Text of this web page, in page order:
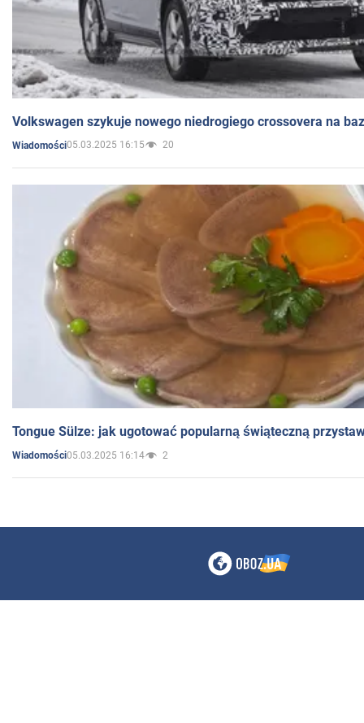
Volkswagen szykuje nowego niedrogiego crossovera na
Wiadomości05.03.2025 16:15 20
Tongue Sülze: jak ugotować popularną świąteczną
Wiadomości05.03.2025 16:14 2